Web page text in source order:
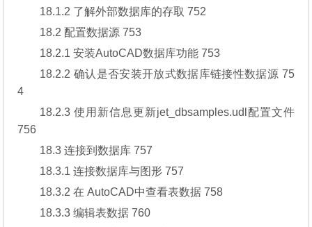
18.1.2 了解外部数据库的存取 752
18.2 配置数据源 753
18.2.1 安装AutoCAD数据库功能 753
18.2.2 确认是否安装开放式数据库链接性数据源 75
4
18.2.3 使用新信息更新jet_dbsamples.udl配置文件
756
18.3 连接到数据库 757
18.3.1 连接数据库与图形 757
18.3.2 在 AutoCAD中查看表数据 758
18.3.3 编辑表数据 760